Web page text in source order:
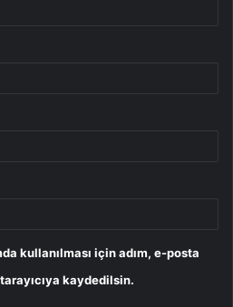
kullanılması için adım, e-posta
kaydedilsin.